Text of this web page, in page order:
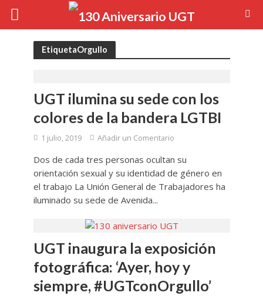
EtiquetaOrgullo
UGT ilumina su sede con los
colores de la bandera LGTBI
1 julio, 2019 Añadir un Comentario
Dos de cada tres personas ocultan su
orientación sexual y su identidad de género en
el trabajo La Unión General de Trabajadores ha
iluminado su sede de Avenida...
UGT inaugura la exposición
fotográfica: ‘Ayer, hoy y
siempre, #UGTconOrgullo’